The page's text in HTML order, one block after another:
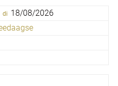
di 18/08/2026